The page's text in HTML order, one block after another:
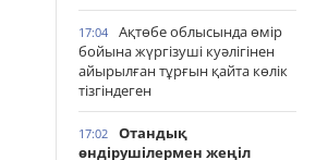
17:04
Ақтөбе облысында өмір
бойына жүргізуші куәлігінен
айырылған тұрғын қайта көлік
тізгіндеген
17:02
Отандық
өндірушілермен жеңіл